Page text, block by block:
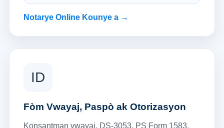
Notarye Online Kounye a →
ID
Fòm Vwayaj, Paspò ak Otorizasyon
Konsantman vwayaj, DS-3053, PS Form 1583,